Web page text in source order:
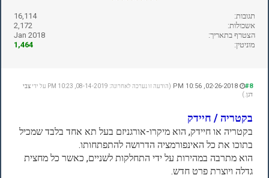
תגובות:
16,114
אשכולות:
2,172
הצטרף בתאריך:
Jan 2018
מוניטין:
1,464
#8 (הודעה זו נערכה לאחרונה: 08-14-2019, 10:23 PM על ידי
צבי
דגן.)
בקטריה / חיידק
בקטריה או חיידק, הוא מיקרו-אורגניזם בעל תא אחד בלבד שמכיל
בתוכו את כל האינפורמציה הדרושה להתפתחותו.
הוא מתרבה במהירות על ידי התחלקות לשניים, כאשר כל מחצית
גדלה ויוצרת פרט חדש.